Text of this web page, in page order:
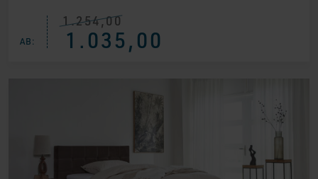
AB:
1.254,00
Ursprünglicher
Preis
war:1.035,00
Aktueller
Preis
ist: